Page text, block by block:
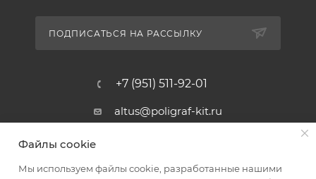
ПОДПИСАТЬСЯ НА РАССЫЛКУ
+7 (951) 511-92-01
altus@poligraf-kit.ru
Магазин-склад ТЦ "Альтус"
пос. Янтарный, Малое Зеленое
Файлы cookie
Мы используем файлы cookie, разработанные нашими